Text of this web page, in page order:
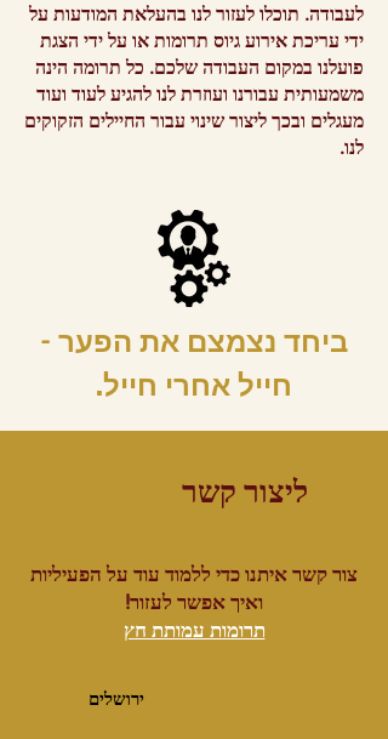
לעבודה. תוכלו לעזור לנו בהעלאת המודעות על
ידי עריכת אירוע גיוס תרומות או על ידי הצגת
פועלנו במקום העבודה שלכם. כל תרומה הינה
משמעותית עבורנו ועוזרת לנו להגיע לעוד ועוד
מעגלים ובכך ליצור שינוי עבור החיילים הזקוקים
לנו.
ביחד נצמצם את הפער -
חייל אחרי חייל.
ליצור קשר
צור קשר איתנו כדי ללמוד עוד על הפעיליות
ואיך אפשר לעזור!
תרומות עמותת חץ
ירושלים